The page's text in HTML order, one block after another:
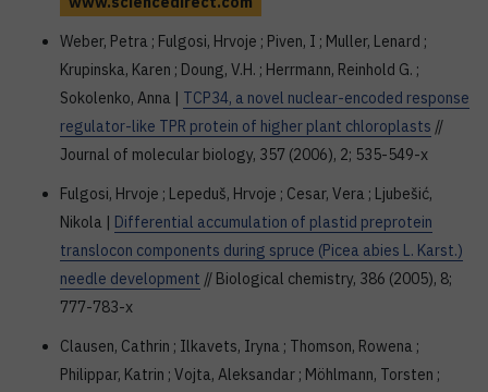
Weber, Petra ; Fulgosi, Hrvoje ; Piven, I ; Muller, Lenard ;
Krupinska, Karen ; Doung, V.H. ; Herrmann, Reinhold G. ;
Sokolenko, Anna | TCP34, a novel nuclear-encoded response
regulator-like TPR protein of higher plant chloroplasts //
Journal of molecular biology, 357 (2006), 2; 535-549-x
Fulgosi, Hrvoje ; Lepeduš, Hrvoje ; Cesar, Vera ; Ljubešić,
Nikola | Differential accumulation of plastid preprotein
translocon components during spruce (Picea abies L. Karst.)
needle development // Biological chemistry, 386 (2005), 8;
777-783-x
Clausen, Cathrin ; Ilkavets, Iryna ; Thomson, Rowena ;
Philippar, Katrin ; Vojta, Aleksandar ; Möhlmann, Torsten ;